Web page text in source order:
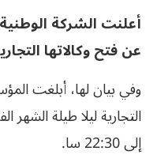
أعلنت الشركة
عن فتح وكالاتها
وفي بيان لها، أبلغت
إلى 22:30 سا.